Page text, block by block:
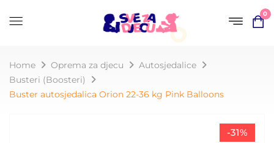
0
Home Oprema za djecu
Autosjedalice
Busteri (Boosteri)
Buster autosjedalica Orion 22-36 kg Pink Balloons
-31%